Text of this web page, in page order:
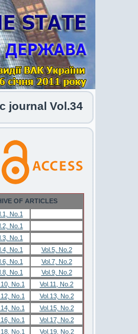
Vol.34 No.1 2026
OF ARTICLES
No.1
No.1
No.1
No.1
Vol.5, No.2
No.1
Vol.7, No.2
No.1
Vol.9, No.2
No.1
Vol.11, No.2
No.1
Vol.13, No.2
No.1
Vol.15, No.2
No.1
Vol.17, No.2
No.1
Vol.19, No.2